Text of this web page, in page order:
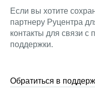
Если вы хотите
партнеру Руцентра
контакты для связи
поддержки.
Обратиться в